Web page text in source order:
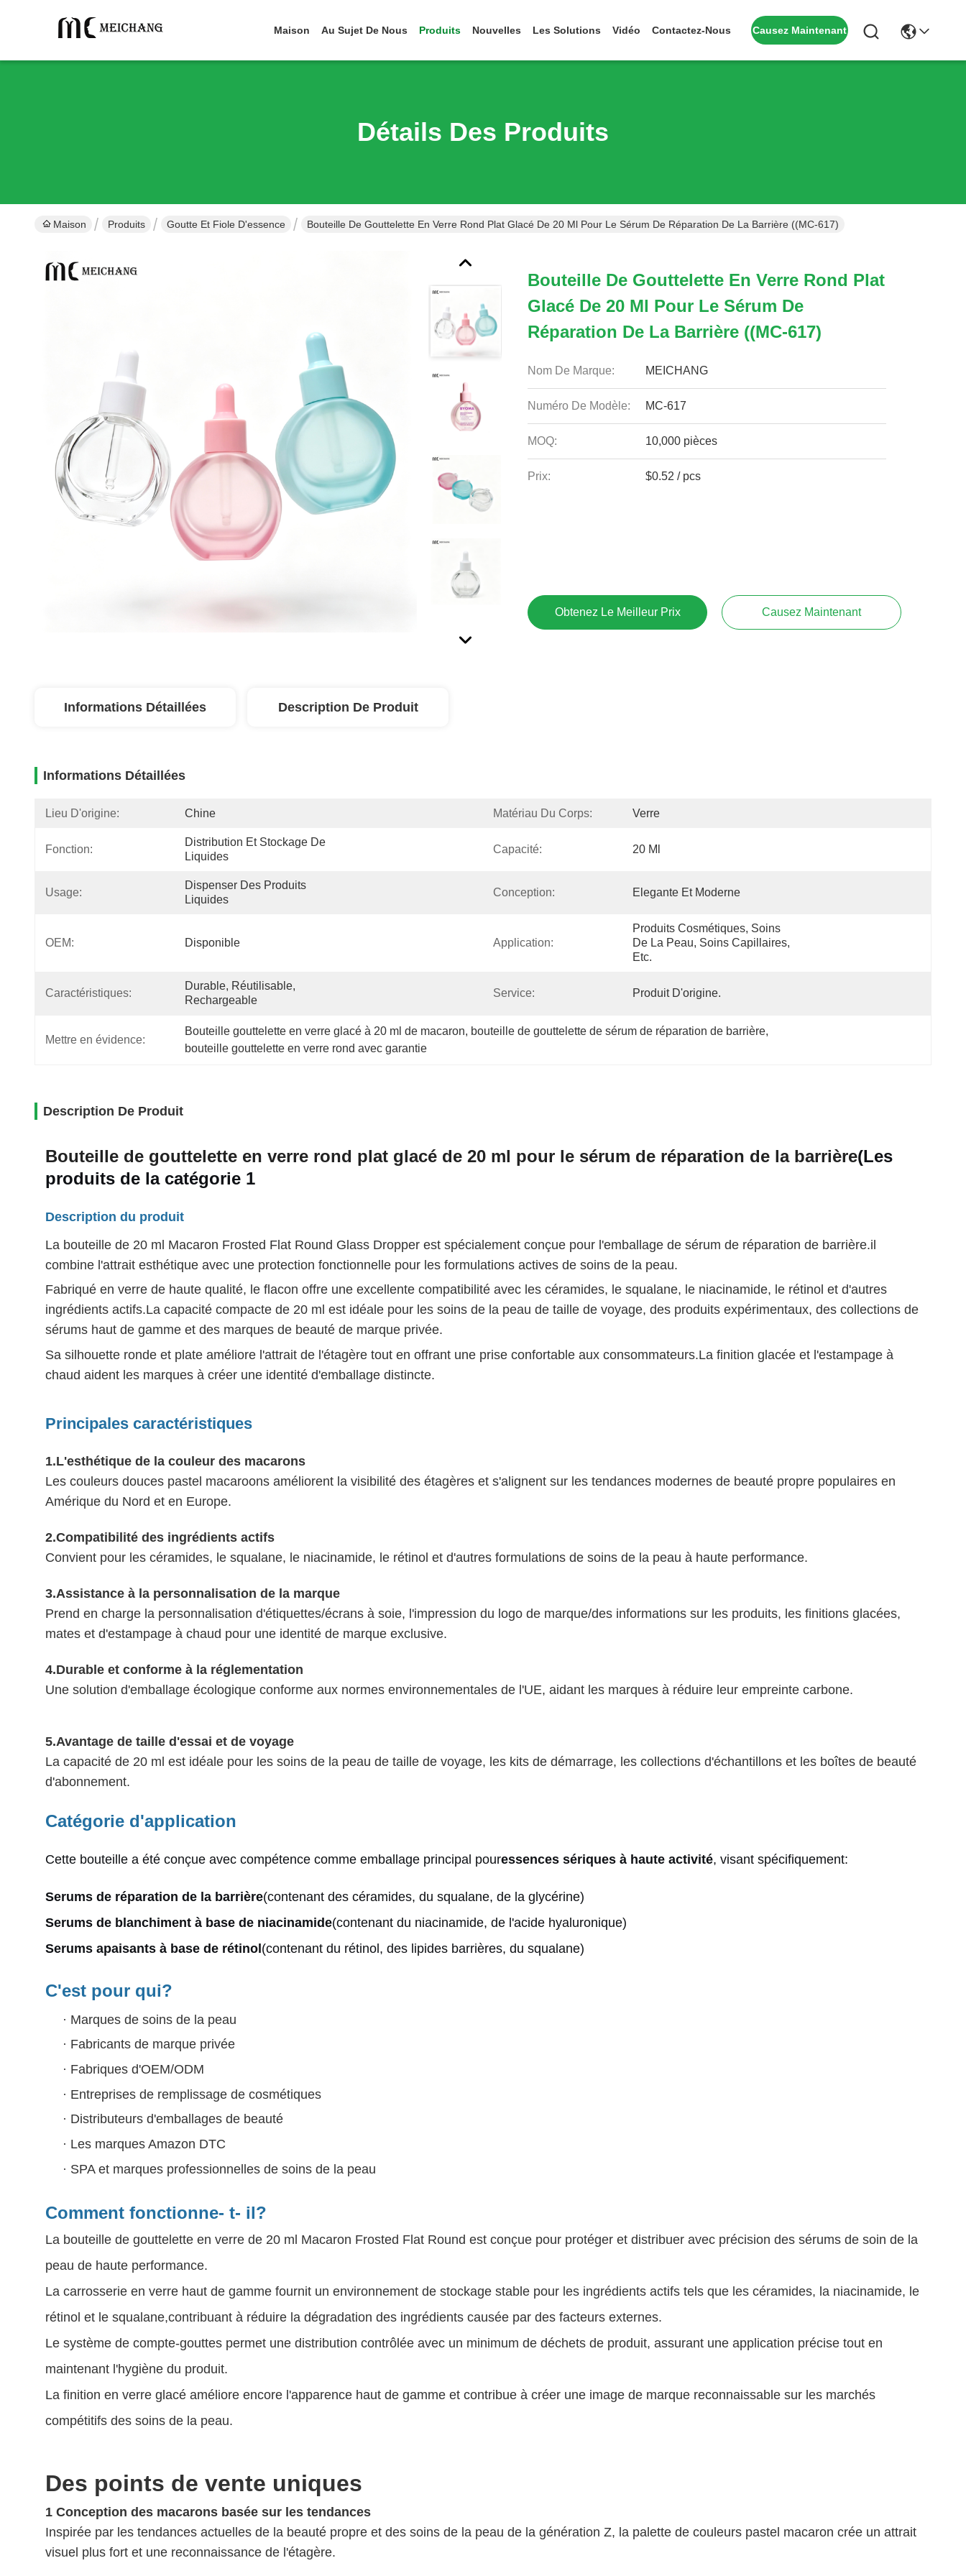
Maison Au Sujet De Nous Produits Nouvelles Les Solutions Vidéo Contactez-Nous Causez Maintenant
Détails Des Produits
Maison Produits Goutte Et Fiole D'essence Bouteille De Gouttelette En Verre Rond Plat Glacé De 20 Ml Pour Le Sérum De Réparation De La Barrière ((MC-617)
Bouteille De Gouttelette En Verre Rond Plat
Glacé De 20 Ml Pour Le Sérum De
Réparation De La Barrière ((MC-617)
Nom De Marque: MEICHANG
Numéro De Modèle: MC-617
MOQ: 10,000 pièces
Prix: $0.52 / pcs
Obtenez Le Meilleur Prix Causez Maintenant
Informations Détaillées Description De Produit
Informations Détaillées
Lieu D'origine: Chine Matériau Du Corps: Verre
Fonction:
Distribution Et Stockage De
Liquides
Capacité: 20 Ml
Usage:
Dispenser Des Produits
Liquides
Conception: Elegante Et Moderne
OEM: Disponible Application:
Produits Cosmétiques, Soins
De La Peau, Soins Capillaires,
Etc.
Caractéristiques:
Durable, Réutilisable,
Rechargeable
Service: Produit D'origine.
Mettre en évidence:
Bouteille gouttelette en verre glacé à 20 ml de macaron, bouteille de gouttelette de sérum de réparation de barrière,
bouteille gouttelette en verre rond avec garantie
Description De Produit
Bouteille de gouttelette en verre rond plat glacé de 20 ml pour le sérum de réparation de la barrière(Les
produits de la catégorie 1
Description du produit
La bouteille de 20 ml Macaron Frosted Flat Round Glass Dropper est spécialement conçue pour l'emballage de sérum de réparation de barrière.il
combine l'attrait esthétique avec une protection fonctionnelle pour les formulations actives de soins de la peau.
Fabriqué en verre de haute qualité, le flacon offre une excellente compatibilité avec les céramides, le squalane, le niacinamide, le rétinol et d'autres
ingrédients actifs.La capacité compacte de 20 ml est idéale pour les soins de la peau de taille de voyage, des produits expérimentaux, des collections de
sérums haut de gamme et des marques de beauté de marque privée.
Sa silhouette ronde et plate améliore l'attrait de l'étagère tout en offrant une prise confortable aux consommateurs.La finition glacée et l'estampage à
chaud aident les marques à créer une identité d'emballage distincte.
Principales caractéristiques
1.L'esthétique de la couleur des macarons
Les couleurs douces pastel macaroons améliorent la visibilité des étagères et s'alignent sur les tendances modernes de beauté propre populaires en
Amérique du Nord et en Europe.
2.Compatibilité des ingrédients actifs
Convient pour les céramides, le squalane, le niacinamide, le rétinol et d'autres formulations de soins de la peau à haute performance.
3.Assistance à la personnalisation de la marque
Prend en charge la personnalisation d'étiquettes/écrans à soie, l'impression du logo de marque/des informations sur les produits, les finitions glacées,
mates et d'estampage à chaud pour une identité de marque exclusive.
4.Durable et conforme à la réglementation
Une solution d'emballage écologique conforme aux normes environnementales de l'UE, aidant les marques à réduire leur empreinte carbone.
5.Avantage de taille d'essai et de voyage
La capacité de 20 ml est idéale pour les soins de la peau de taille de voyage, les kits de démarrage, les collections d'échantillons et les boîtes de beauté
d'abonnement.
Catégorie d'application
Cette bouteille a été conçue avec compétence comme emballage principal pouressences sériques à haute activité, visant spécifiquement:
Serums de réparation de la barrière(contenant des céramides, du squalane, de la glycérine)
Serums de blanchiment à base de niacinamide(contenant du niacinamide, de l'acide hyaluronique)
Serums apaisants à base de rétinol(contenant du rétinol, des lipides barrières, du squalane)
C'est pour qui?
· Marques de soins de la peau
· Fabricants de marque privée
· Fabriques d'OEM/ODM
· Entreprises de remplissage de cosmétiques
· Distributeurs d'emballages de beauté
· Les marques Amazon DTC
· SPA et marques professionnelles de soins de la peau
Comment fonctionne- t- il?
La bouteille de gouttelette en verre de 20 ml Macaron Frosted Flat Round est conçue pour protéger et distribuer avec précision des sérums de soin de la
peau de haute performance.
La carrosserie en verre haut de gamme fournit un environnement de stockage stable pour les ingrédients actifs tels que les céramides, la niacinamide, le
rétinol et le squalane,contribuant à réduire la dégradation des ingrédients causée par des facteurs externes.
Le système de compte-gouttes permet une distribution contrôlée avec un minimum de déchets de produit, assurant une application précise tout en
maintenant l'hygiène du produit.
La finition en verre glacé améliore encore l'apparence haut de gamme et contribue à créer une image de marque reconnaissable sur les marchés
compétitifs des soins de la peau.
Des points de vente uniques
1 Conception des macarons basée sur les tendances
Inspirée par les tendances actuelles de la beauté propre et des soins de la peau de la génération Z, la palette de couleurs pastel macaron crée un attrait
visuel plus fort et une reconnaissance de l'étagère.